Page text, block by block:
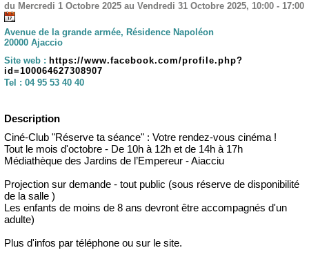
du Mercredi 1 Octobre 2025 au Vendredi 31 Octobre 2025, 10:00 - 17:00
Avenue de la grande armée, Résidence Napoléon
20000 Ajaccio
Site web : https://www.facebook.com/profile.php?
id=100064627308907
Tel : 04 95 53 40 40
Description
Ciné-Club "Réserve ta séance" : Votre rendez-vous cinéma !
Tout le mois d'octobre - De 10h à 12h et de 14h à 17h
Médiathèque des Jardins de l’Empereur - Aiacciu
Projection sur demande - tout public (sous réserve de disponibilité
de la salle )
Les enfants de moins de 8 ans devront être accompagnés d'un
adulte)
Plus d'infos par téléphone ou sur le site.